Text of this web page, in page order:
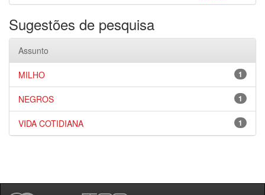
Sugestões de pesquisa
Assunto
1
MILHO
1
NEGROS
1
VIDA COTIDIANA